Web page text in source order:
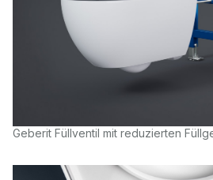
Geberit Füllventil mit reduzierten